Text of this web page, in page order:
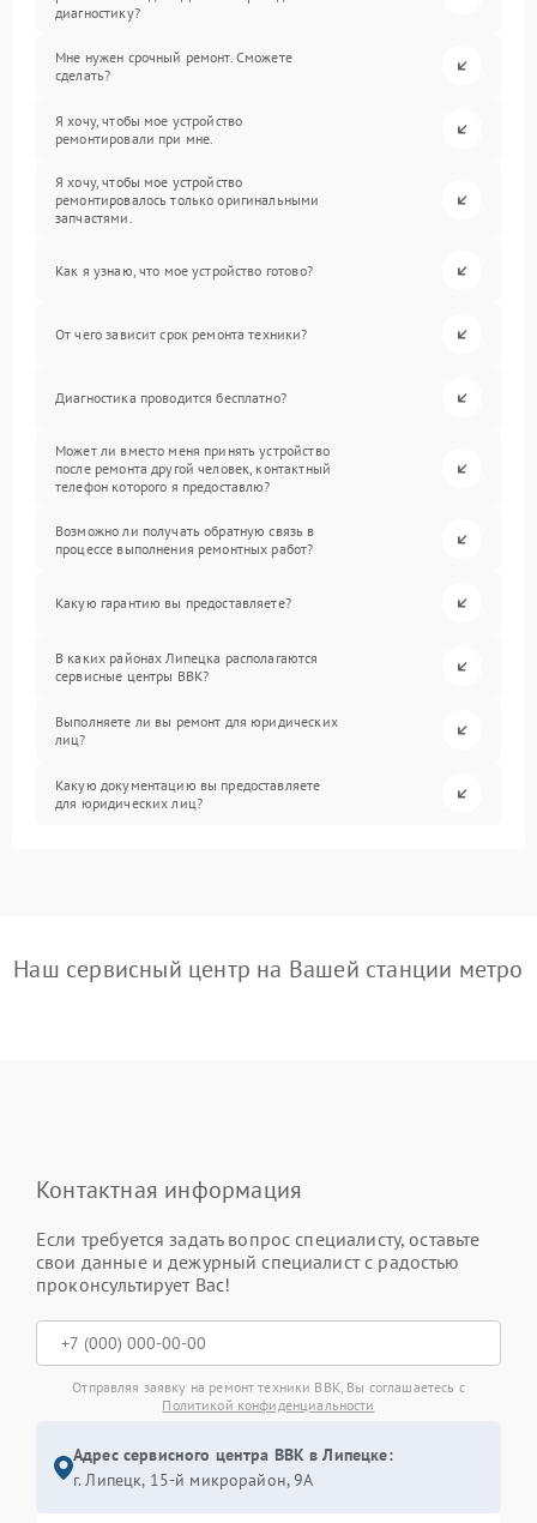
диагностику?
Мне нужен срочный ремонт. Сможете
сделать?
Я хочу, чтобы мое устройство
ремонтировали при мне.
Я хочу, чтобы мое устройство
ремонтировалось только оригинальными
запчастями.
Как я узнаю, что мое устройство готово?
От чего зависит срок ремонта техники?
Диагностика проводится бесплатно?
Может ли вместо меня принять устройство
после ремонта другой человек, контактный
телефон которого я предоставлю?
Возможно ли получать обратную связь в
процессе выполнения ремонтных работ?
Какую гарантию вы предоставляете?
В каких районах Липецка располагаются
сервисные центры BBK?
Выполняете ли вы ремонт для юридических
лиц?
Какую документацию вы предоставляете
для юридических лиц?
Наш сервисный центр на Вашей станции метро
Контактная информация
Если требуется задать вопрос специалисту, оставьте
свои данные и дежурный специалист с радостью
проконсультирует Вас!
Отправляя заявку на ремонт техники BBK, Вы соглашаетесь с
Политикой конфиденциальности
Адрес сервисного центра BBK в Липецке:
г. Липецк, 15-й микрорайон, 9А